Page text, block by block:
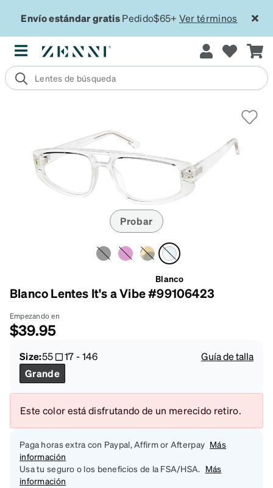
Envío estándar gratisPedido$65+ Ver términos
Probar
Blanco
Blanco Lentes It's a Vibe #99106423
Empezando en
$39.95
Size:55 17-146
Guía de talla
Grande
Este color está disfrutando de un merecido retiro.
Paga horas extra con Paypal, Affirm or Afterpay Más
información
Usa tu seguro o los beneficios de la FSA/HSA. Más
información